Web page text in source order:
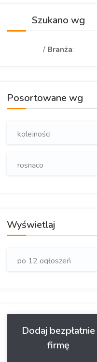
Szukano wg
/ Branża:
Posortowane wg
Wyświetlaj
Dodaj bezpłatnie
firmę